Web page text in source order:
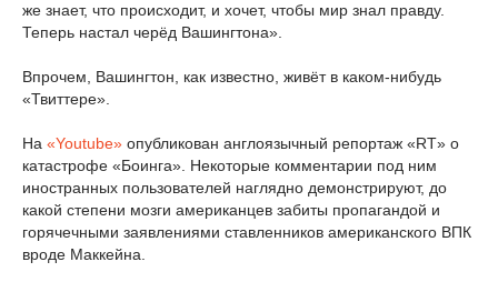
же знает, что происходит, и хочет, чтобы мир знал правду.
Теперь настал черёд Вашингтона».
Впрочем, Вашингтон, как известно, живёт в каком-нибудь
«Твиттере».
На «Youtube» опубликован англоязычный репортаж «RT» о
катастрофе «Боинга». Некоторые комментарии под ним
иностранных пользователей наглядно демонстрируют, до
какой степени мозги американцев забиты пропагандой и
горячечными заявлениями ставленников американского ВПК
вроде Маккейна.